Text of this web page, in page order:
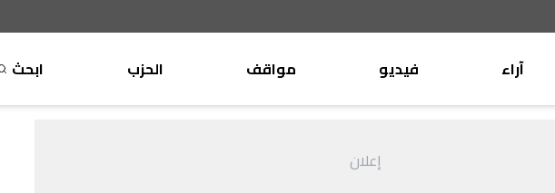
آراء
فيديو مواقف الحزب ابحث
إعلان